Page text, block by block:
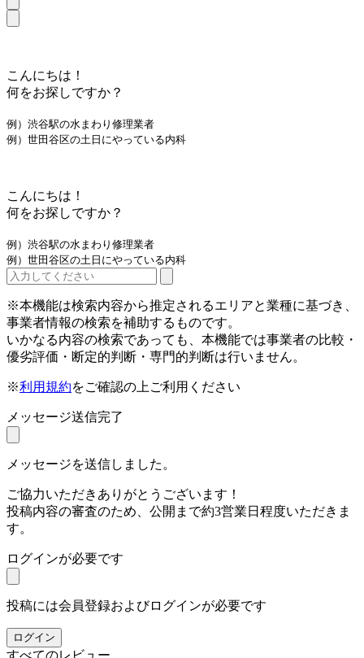
こんにちは！
何をお探しですか？
例）渋谷駅の水まわり修理業者
例）世田谷区の土日にやっている内科
こんにちは！
何をお探しですか？
例）渋谷駅の水まわり修理業者
例）世田谷区の土日にやっている内科
※本機能は検索内容から推定されるエリアと業種に基づき、
事業者情報の検索を補助するものです。
いかなる内容の検索であっても、本機能では事業者の比較・
優劣評価・断定的判断・専門的判断は行いません。
※利用規約をご確認の上ご利用ください
メッセージ送信完了
メッセージを送信しました。
ご協力いただきありがとうございます！
投稿内容の審査のため、公開まで約3営業日程度いただきま
す。
ログインが必要です
投稿には会員登録およびログインが必要です
ログイン